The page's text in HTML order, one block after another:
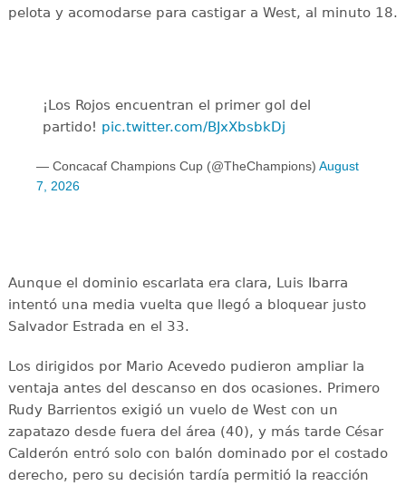
pelota y acomodarse para castigar a West, al minuto 18.
¡Los Rojos encuentran el primer gol del
partido! pic.twitter.com/BJxXbsbkDj
— Concacaf Champions Cup (@TheChampions) August
7, 2026
Aunque el dominio escarlata era clara, Luis Ibarra
intentó una media vuelta que llegó a bloquear justo
Salvador Estrada en el 33.
Los dirigidos por Mario Acevedo pudieron ampliar la
ventaja antes del descanso en dos ocasiones. Primero
Rudy Barrientos exigió un vuelo de West con un
zapatazo desde fuera del área (40), y más tarde César
Calderón entró solo con balón dominado por el costado
derecho, pero su decisión tardía permitió la reacción